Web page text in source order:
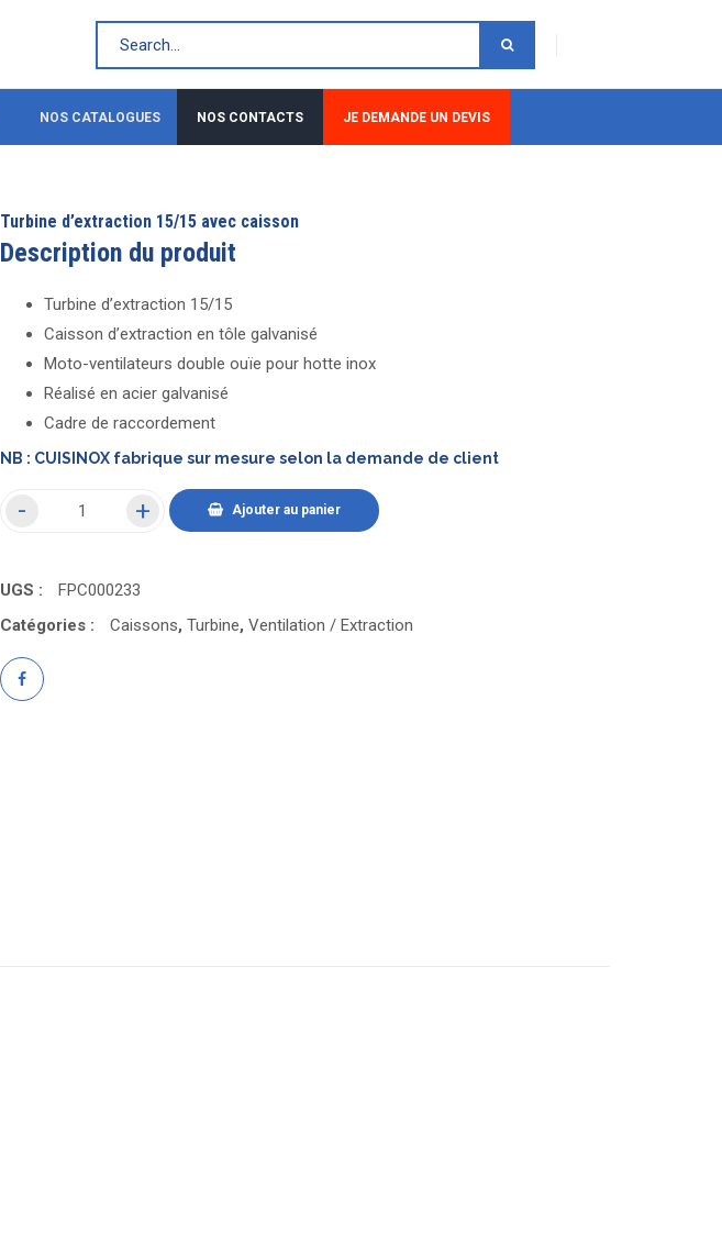
NOS CATALOGUES NOS CONTACTS JE DEMANDE UN DEVIS
Turbine d’extraction 15/15 avec caisson
Description du produit
Turbine d’extraction 15/15
Caisson d’extraction en tôle galvanisé
Moto-ventilateurs double ouïe pour hotte inox
Réalisé en acier galvanisé
Cadre de raccordement
NB : CUISINOX fabrique sur mesure selon la demande de client
Ajouter au panier
UGS :
FPC000233
Catégories :
Caissons, Turbine, Ventilation / Extraction